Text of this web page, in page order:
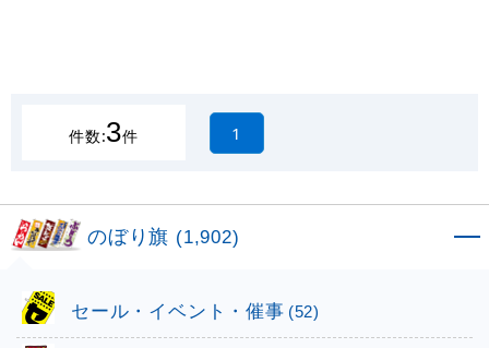
件数:3件 1
のぼり旗 (1,902)
セール・イベント・催事 (52)